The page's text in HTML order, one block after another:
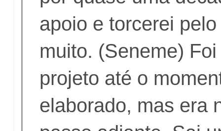
apoio e torcerei
muito. (Seneme)
projeto até o
elaborado, mas era